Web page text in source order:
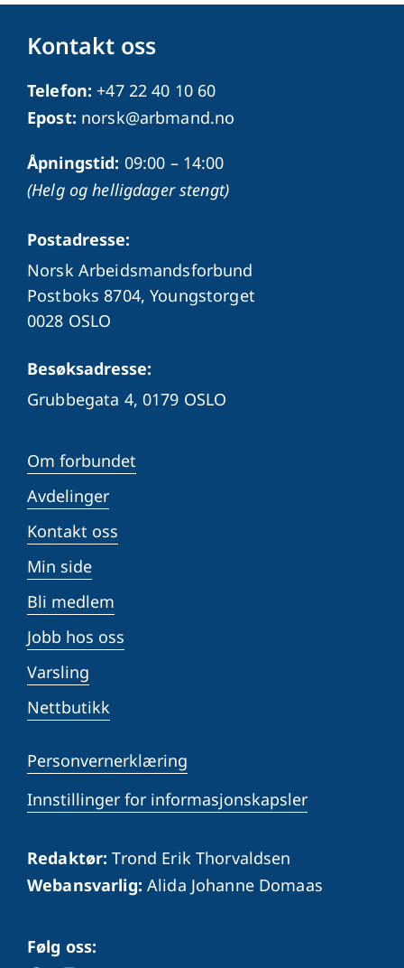
Kontakt oss
Telefon: +47 22 40 10 60
Epost: norsk@arbmand.no
Åpningstid: 09:00 – 14:00
(Helg og helligdager stengt)
Postadresse:
Norsk Arbeidsmandsforbund
Postboks 8704, Youngstorget
0028 OSLO
Besøksadresse:
Grubbegata 4,0179 OSLO
Om forbundet
Avdelinger
Kontakt oss
Min side
Bli medlem
Jobb hos oss
Varsling
Nettbutikk
Personvernerklæring
Innstillinger for informasjonskapsler
Redaktør: Trond Erik Thorvaldsen
Webansvarlig: Alida Johanne Domaas
Følg oss: